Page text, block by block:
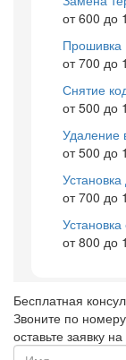
от 600 до
Прошивка
от 700 до
Снятие
от 500 до
Удаление
от 500 до
от 700 до
от 800 до
Бесплатная
Звоните по номеру
оставьте заявку